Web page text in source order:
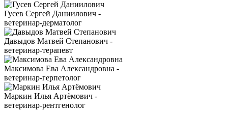
Гусев Сергей Даниилович -
ветеринар-дерматолог
Давыдов Матвей Степанович -
ветеринар-терапевт
Максимова Ева Александровна -
ветеринар-герпетолог
Маркин Илья Артёмович -
ветеринар-рентгенолог